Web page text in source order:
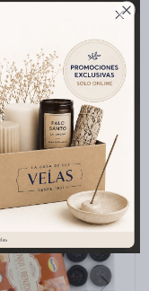

interesar